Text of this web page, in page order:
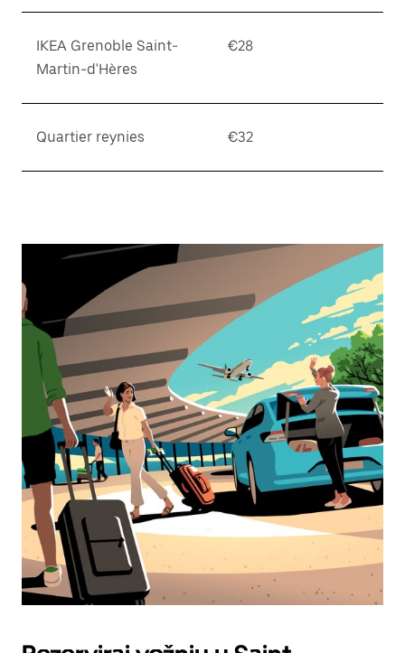
IKEA Grenoble Saint-
Martin-d'Hères
€28
Quartier reynies €32